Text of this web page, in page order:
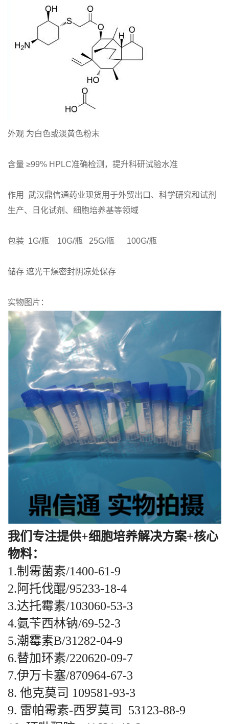
在
言
外观 为白色或淡黄色粉末
含量 ≥99% HPLC准确检测，提升科研试验水准
作用 武汉鼎信通药业现货用于外贸出口、科学研究和试剂
生产、日化试剂、细胞培养基等领域
包装 1G/瓶 10G/瓶 25G/瓶 100G/瓶
储存 遮光干燥密封阴凉处保存
实物图片：
我们专注提供+细胞培养解决方案+核心
物料：
1.制霉菌素/1400-61-9
2.阿托伐醌/95233-18-4
3.达托霉素/103060-53-3
4.氨苄西林钠/69-52-3
5.潮霉素B/31282-04-9
6.替加环素/220620-09-7
7.伊万卡塞/870964-67-3
8. 他克莫司 109581-93-3
9. 雷帕霉素-西罗莫司 53123-88-9